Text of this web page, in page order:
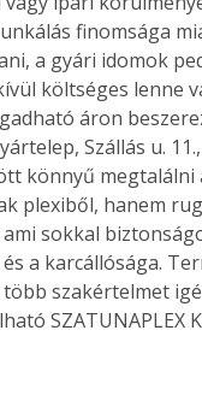
A
finomsága
a gyári idomok
költséges lenne
áron
Szállás u.
könnyű megtalálni
plexiből, hanem
sokkal
a karcállósága.
szakértelmet
SZATUNAPLEX